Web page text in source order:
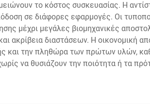
το κόστος συσκευασίας. Η
σε διάφορες εφαρμογές. Οι
μέχρι μεγάλες βιομηχανικές
ακρίβεια διαστάσεων. Η οικονομική
και την πληθώρα των πρώτων υλών,
να θυσιάζουν την ποιότητα ή τα